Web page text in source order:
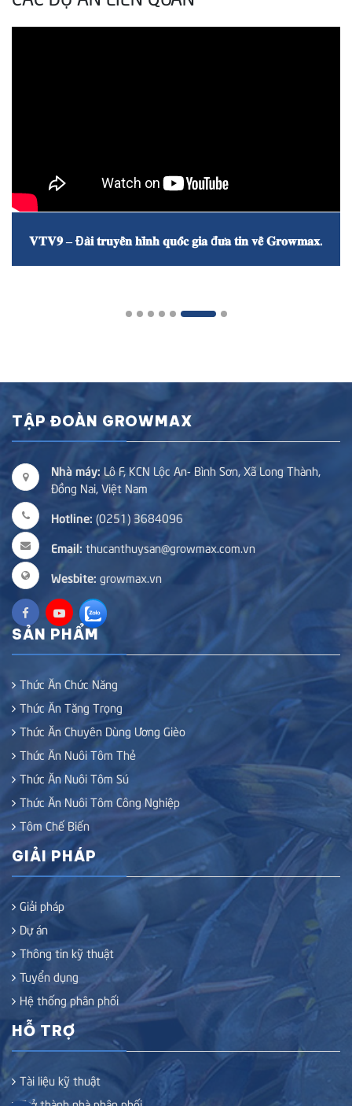
𝐕𝐓𝐕𝟗 – Đ𝐚̀𝐢 𝐭𝐫𝐮𝐲𝐞̂̀𝐧 𝐡𝐢̀𝐧𝐡 𝐪𝐮𝐨̂́𝐜 𝐠𝐢𝐚 đ𝐮̛𝐚 𝐭𝐢𝐧 𝐯𝐞̂̀ 𝐆𝐫𝐨𝐰𝐦𝐚𝐱.
TẬP ĐOÀN GROWMAX
Nhà máy: Lô F, KCN Lộc An- Bình Sơn, Xã Long Thành,
Đồng Nai, Việt Nam
Hotline: (0251) 3684096
Email: thucanthuysan@growmax.com.vn
Wesbite: growmax.vn
SẢN PHẨM
Thức Ăn Chức Năng
Thức Ăn Tăng Trọng
Thức Ăn Chuyên Dùng Ương Gièo
Thức Ăn Nuôi Tôm Thẻ
Thức Ăn Nuôi Tôm Sú
Thức Ăn Nuôi Tôm Công Nghiệp
Tôm Chế Biến
GIẢI PHÁP
Giải pháp
Dự án
Thông tin kỹ thuật
Tuyển dụng
Hệ thống phân phối
HỖ TRỢ
Tài liệu kỹ thuật